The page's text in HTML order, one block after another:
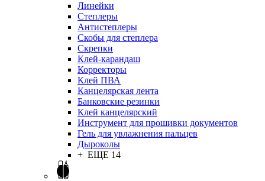
Линейки
Степлеры
Антистеплеры
Скобы для степлера
Скрепки
Клей-карандаш
Корректоры
Клей ПВА
Канцелярская лента
Банковские резинки
Клей канцелярский
Инструмент для прошивки документов
Гель для увлажнения пальцев
Дыроколы
+ ЕЩЕ 14